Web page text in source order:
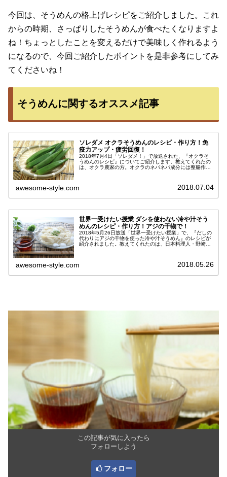
今回は、そうめんの格上げレシピをご紹介しました。これ
からの時期、さっぱりしたそうめんが食べたくなりますよ
ね！ちょっとしたことを変えるだけで美味しく作れるよう
になるので、今回ご紹介したポイントを是非参考にしてみ
てくださいね！
そうめんに関するオススメ記事
ソレダメ オクラそうめんのレシピ・作り方！免
疫力アップ・疲労回復！
2018年7月4日「ソレダメ！」で放送された、『オクラそ
うめんのレシピ』についてご紹介します。教えてくれたの
は、オクラ農家の方。オクラのネバネバ成分には整腸作用
awesome-style.com 2018.07.04
世界一受けたい授業 ダシを使わない冷や汁そう
めんのレシピ・作り方！アジの干物で！
2018年5月26日放送「世界一受けたい授業」で、『だしの
代わりにアジの干物を使った冷や汁そうめん』のレシピが
紹介されました。教えてくれたのは、日本料理人・野崎洋
awesome-style.com 2018.05.26
この記事が気に入ったら
フォローしよう
フォロー